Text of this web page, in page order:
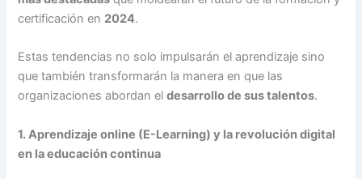
certificación en 2024.
Estas tendencias no solo impulsarán el aprendizaje sino
que también transformarán la manera en que las
organizaciones abordan eldesarrollo de sus talentos.
1. Aprendizaje online (E-Learning) y la revolución digital
en la educación continua